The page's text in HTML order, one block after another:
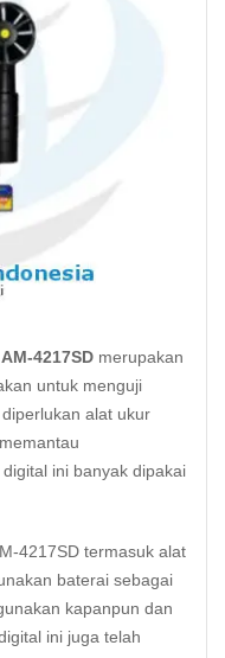
4217SD merupakan
untuk menguji
diperlukan alat ukur
ini banyak dipakai
4217SD termasuk alat
baterai sebagai
kapanpun dan
ini juga telah